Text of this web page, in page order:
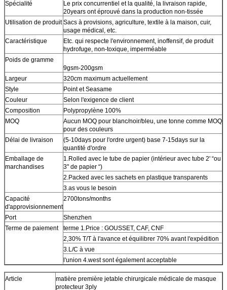
Spécialité
Le prix concurrentiel et la qualité, la livraison rapide,
20years ont éprouvé dans la production non-tissée
Utilisation de produit Sacs à provisions, agriculture, textile à la maison, cuir,
usage médical, etc.
Caractéristique
Etc. qui respecte l'environnement, inoffensif, de produit
hydrofuge, non-toxique, imperméable
Poids de gramme
9gsm-200gsm
Largeur
320cm maximum actuellement
Style
Point et Seasame
Couleur
Selon l'exigence de client
Composition
Polypropylène 100%
MOQ
Aucun MOQ pour blanc/noir/bleu, une tonne comme MOQ
pour des couleurs
Délai de livraison
(5-10days pour l'ordre urgent) base 7-15days sur la
quantité d'ordre
Emballage de
marchandises
1.Rolled avec le tube de papier (intérieur avec tube 2' “ou
3" de papier “)
2.Packed avec les sachets en plastique transparents
3.as vous le besoin
Capacité
d'approvisionnement
2700tons/months
Port
Shenzhen
Terme de paiement
terme 1.Price : GOUSSET, CAF, CNF
2,30% T/T à l'avance et équilibrer 70% avant l'expédition
3.L/C à vue
l'union 4.west sont également acceptable
Article
matière première jetable chirurgicale médicale de masque
protecteur 3ply